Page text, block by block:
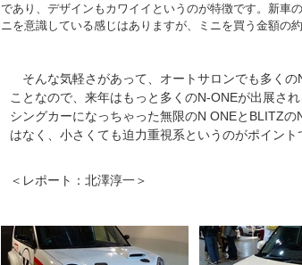
であり、デザインもカワイイというのが特徴です。新車
ニを意識している感じはありますが、ミニを買う金額の
そんな気軽さがあって、オートサロンでも多く
ことなので、来年はもっと多くのN-ONEが出展さ
シングカーになっちゃった無限のN ONEとBLITZ
はなく、小さくても迫力重視系というのがポイント
＜レポート：北澤淳一＞